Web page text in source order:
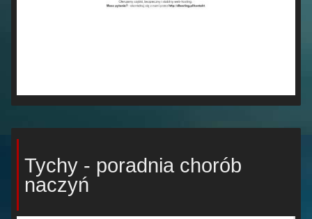
Tychy - poradnia chorób
naczyń